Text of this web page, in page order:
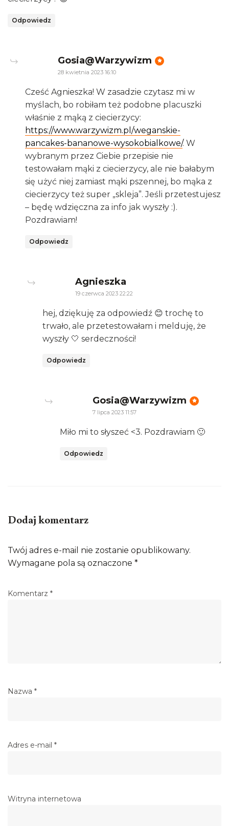
Odpowiedz
Gosia@Warzywizm says:
28 kwietnia 2023 16:10
Cześć Agnieszka! W zasadzie czytasz mi w
myślach, bo robiłam też podobne placuszki
właśnie z mąką z ciecierzycy:
https://www.warzywizm.pl/weganskie-
pancakes-bananowe-wysokobialkowe/. W
wybranym przez Ciebie przepisie nie
testowałam mąki z ciecierzycy, ale nie bałabym
się użyć niej zamiast mąki pszennej, bo mąka z
ciecierzycy też super „skleja”. Jeśli przetestujesz
– będę wdzięczna za info jak wyszły :).
Pozdrawiam!
Odpowiedz
Agnieszka
19 czerwca 2023 22:22
hej, dziękuję za odpowiedź 😊 trochę to
trwało, ale przetestowałam i melduję, że
wyszły 🤍 serdeczności!
Odpowiedz
Gosia@Warzywizm says:
7 lipca 2023 11:57
Miło mi to słyszeć <3. Pozdrawiam 🙂
Odpowiedz
Dodaj komentarz
Twój adres e-mail nie zostanie opublikowany.
Wymagane pola są oznaczone *
Komentarz *
Nazwa *
Adres e-mail *
Witryna internetowa